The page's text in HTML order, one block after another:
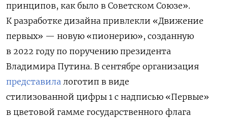
принципов, как было в Советском Союзе».
К разработке дизайна привлекли «Движение
первых» — новую «пионерию», созданную
в 2022 году по поручению президента
Владимира Путина. В сентябре организация
представила логотип в виде
стилизованной цифры 1 с надписью «Первые»
в цветовой гамме государственного флага